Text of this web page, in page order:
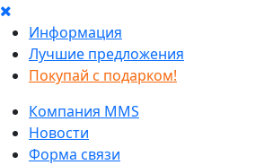
Информация
Лучшие предложения
Покупай с подарком!
Компания MMS
Новости
Форма связи